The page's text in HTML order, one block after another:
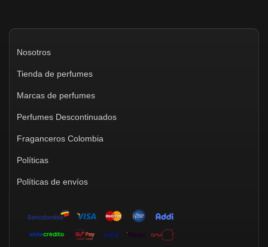
Nosotros
Tienda de perfumes
Marcas de perfumes
Perfumes Descontinuados
Fraganceros Colombia
Políticas
Políticas de envíos